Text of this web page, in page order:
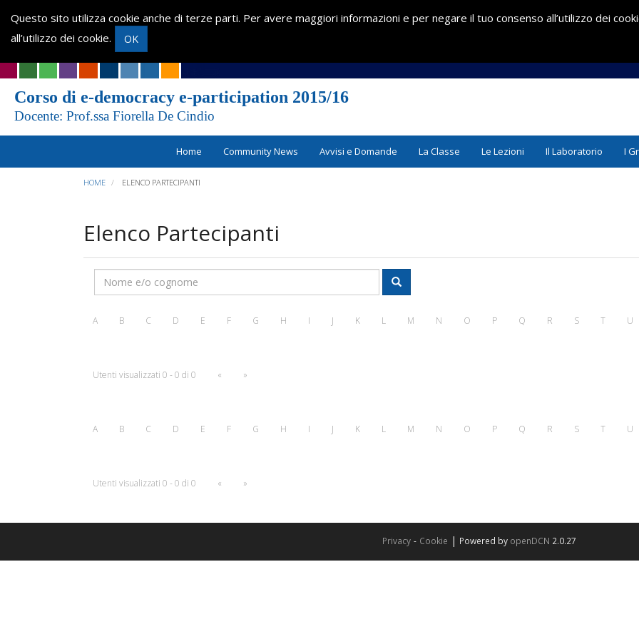
Questo sito utilizza cookie anche di terze parti. Per avere maggiori informazioni e per negare il tuo consenso all’utilizzo dei
all’utilizzo dei cookie.
OK
Corso di e-democracy e-participation 2015/16
Docente: Prof.ssa Fiorella De Cindio
Home Community News Avvisi e Domande La Classe Le Lezioni Il Laboratorio I
HOME ELENCO PARTECIPANTI
Elenco Partecipanti
A B C D E F G H I J K L M N O P Q R S T U
Utenti visualizzati 0 - 0 di 0 « »
A B C D E F G H I J K L M N O P Q R S T U
Utenti visualizzati 0 - 0 di 0 « »
Privacy - Cookie | Powered by openDCN 2.0.27